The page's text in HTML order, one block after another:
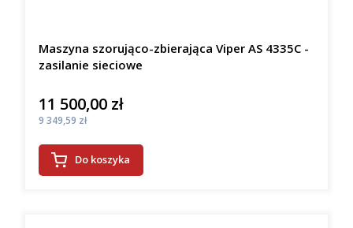
Maszyna szorująco-zbierająca Viper AS 4335C -
zasilanie sieciowe
Cena
11 500,00 zł
Cena
9 349,59 zł
Do koszyka